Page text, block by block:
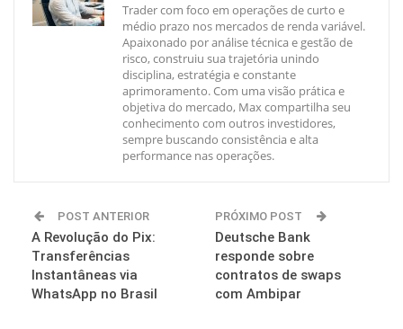
Trader com foco em operações de curto e
médio prazo nos mercados de renda variável.
Apaixonado por análise técnica e gestão de
risco, construiu sua trajetória unindo
disciplina, estratégia e constante
aprimoramento. Com uma visão prática e
objetiva do mercado, Max compartilha seu
conhecimento com outros investidores,
sempre buscando consistência e alta
performance nas operações.
POST ANTERIOR
A Revolução do Pix:
Transferências
Instantâneas via
WhatsApp no Brasil
PRÓXIMO POST
Deutsche Bank
responde sobre
contratos de swaps
com Ambipar